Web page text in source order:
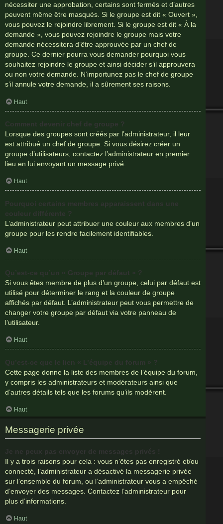
nécessiter une approbation, certains sont fermés et d’autres
peuvent même être masqués. Si le groupe est dit « Ouvert »,
vous pouvez le rejoindre librement. Si le groupe est dit « À la
demande », vous pouvez rejoindre le groupe mais votre
demande nécessitera d’être approuvée par un chef de
groupe. Ce dernier pourra vous demander pourquoi vous
souhaitez rejoindre le groupe et ainsi décider s’il approuvera
ou non votre demande. N’importunez pas le chef de groupe
s’il annule votre demande, il a sûrement ses raisons.
Haut
Comment devenir chef de groupe ?
Lorsque des groupes sont créés par l’administrateur, il leur
est attribué un chef de groupe. Si vous désirez créer un
groupe d’utilisateurs, contactez l’administrateur en premier
lieu en lui envoyant un message privé.
Haut
Pourquoi certains membres apparaissent dans une
couleur différente ?
L’administrateur peut attribuer une couleur aux membres d’un
groupe pour les rendre facilement identifiables.
Haut
Qu’est-ce qu’un « Groupe par défaut » ?
Si vous êtes membre de plus d’un groupe, celui par défaut est
utilisé pour déterminer le rang et la couleur de groupe
affichés par défaut. L’administrateur peut vous permettre de
changer votre groupe par défaut via votre panneau de
l’utilisateur.
Haut
Qu’est-ce que le lien « L’équipe du forum » ?
Cette page donne la liste des membres de l’équipe du forum,
y compris les administrateurs et modérateurs ainsi que
d’autres détails tels que les forums qu’ils modèrent.
Haut
Messagerie privée
Il y a trois raisons pour cela : vous n’êtes pas enregistré et/ou
connecté, l’administrateur a désactivé la messagerie privée
sur l’ensemble du forum, ou l’administrateur vous a empêché
d’envoyer des messages. Contactez l’administrateur pour
plus d’informations.
Haut